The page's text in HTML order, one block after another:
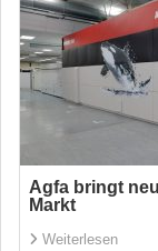
Agfa bringt
Markt
Weiterlesen